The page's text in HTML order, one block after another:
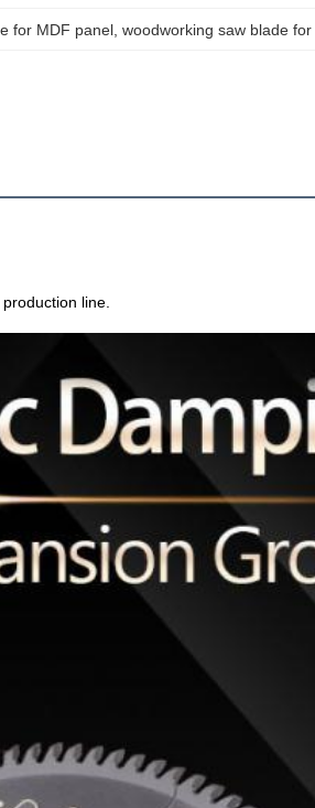
for MDF panel , woodworking saw blade
line.